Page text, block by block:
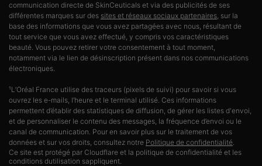
communication directe de SkinCeuticals et via des publicités de ses
différentes marques sur des sites et réseaux sociaux partenaires, sur la
base des informations que vous avez partagées avec nous, résultant de
tout service que vous avez effectué, y compris vos caractéristiques
beauté. Vous pouvez retirer votre consentement à tout moment,
notamment via le lien de désinscription présent dans nos communications
électroniques.
¹L’Oréal France utilise des traceurs (pixels de suivi) pour savoir si vous
ouvrez les e-mails, l’heure et le terminal utilisé. Ces informations
permettent d’établir des statistiques de diffusion, de gérer les listes d'envoi,
et de personnaliser le contenu des messages, la fréquence d’envoi ou le
canal de communication. Pour en savoir plus sur le traitement de vos
données et sur vos droits, consultez notre Politique de confidentialité.
Ce site est protégé par Cloudflare et la politique de confidentialité et les
conditions dutilisation sappliquent.